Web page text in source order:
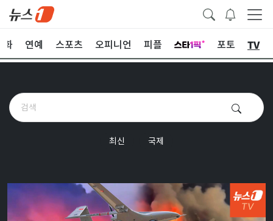
화 연예 스포츠 오피니언 피플 포토 TV
최신 국제